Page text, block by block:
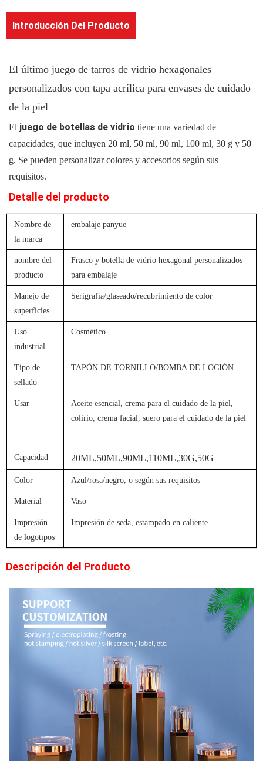
Introducción Del Producto
El último juego de tarros de vidrio hexagonales
personalizados con tapa acrílica para envases de cuidado
de la piel
El juego de botellas de vidrio tiene una variedad de
capacidades, que incluyen 20 ml, 50 ml, 90 ml, 100 ml, 30 g y 50
g. Se pueden personalizar colores y accesorios según sus
requisitos.
Detalle del producto
Nombre de
la marca
embalaje panyue
nombre del
producto
Frasco y botella de vidrio hexagonal personalizados
para embalaje
Manejo de
superficies
Serigrafía/glaseado/recubrimiento de color
Uso
industrial
Cosmético
Tipo de
sellado
TAPÓN DE TORNILLO/BOMBA DE LOCIÓN
Usar
Aceite esencial, crema para el cuidado de la piel,
colirio, crema facial, suero para el cuidado de la piel
...
Capacidad 20ML,50ML,90ML,110ML,30G,50G
Color Azul/rosa/negro, o según sus requisitos
Material Vaso
Impresión
de logotipos
Impresión de seda, estampado en caliente.
Descripción del Producto